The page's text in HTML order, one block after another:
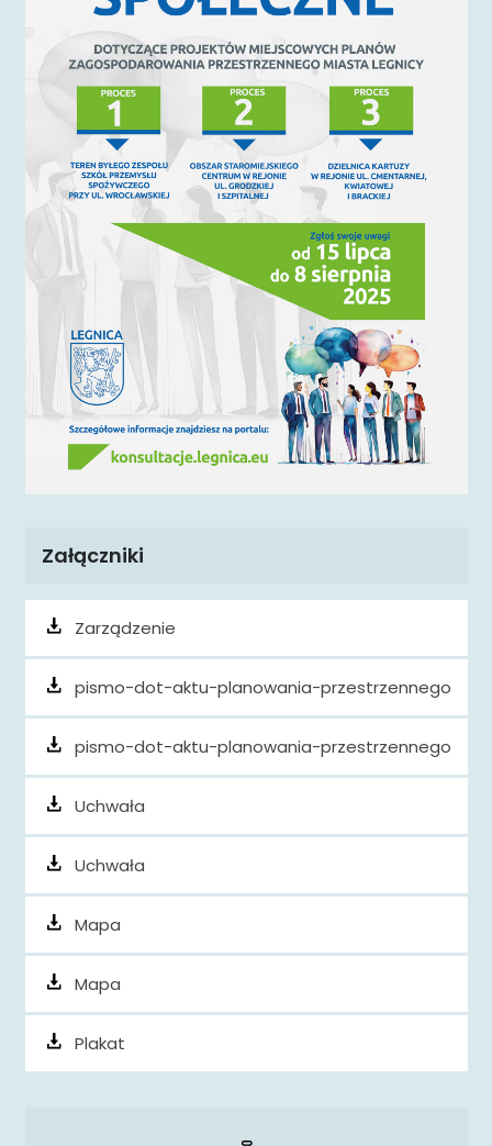
Załączniki
Zarządzenie
pismo-dot-aktu-planowania-przestrzennego
pismo-dot-aktu-planowania-przestrzennego
Uchwała
Uchwała
Mapa
Mapa
Plakat